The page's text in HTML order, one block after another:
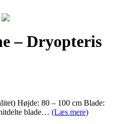
– Dryopteris
Højde: 80 – 100 cm Blade:
blade… (Læs mere)